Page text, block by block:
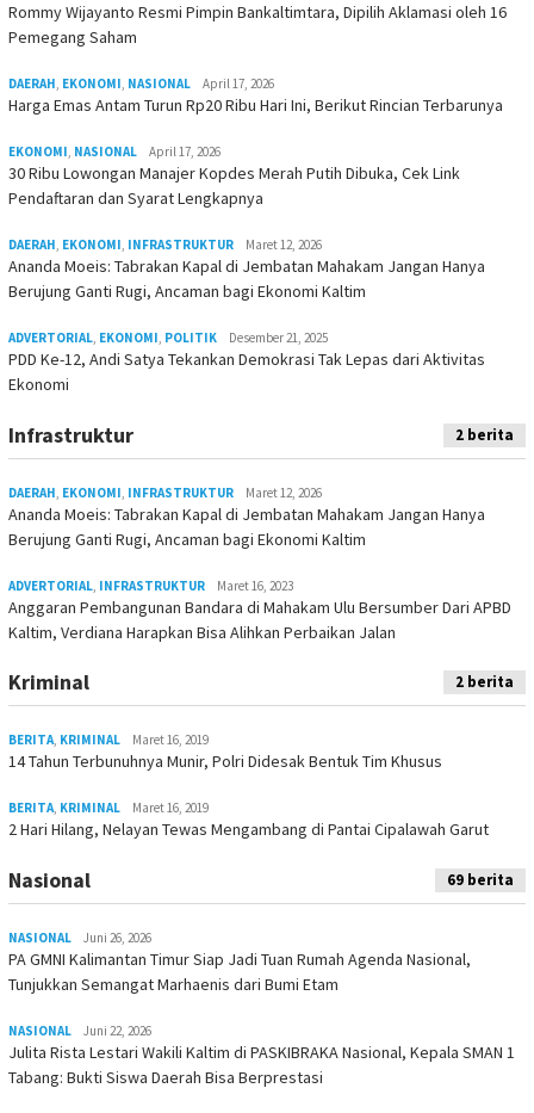
Rommy Wijayanto Resmi Pimpin Bankaltimtara, Dipilih Aklamasi oleh 16
Pemegang Saham
DAERAH, EKONOMI, NASIONAL April 17, 2026
Harga Emas Antam Turun Rp20 Ribu Hari Ini, Berikut Rincian Terbarunya
EKONOMI, NASIONAL April 17, 2026
30 Ribu Lowongan Manajer Kopdes Merah Putih Dibuka, Cek Link
Pendaftaran dan Syarat Lengkapnya
DAERAH, EKONOMI, INFRASTRUKTUR Maret 12, 2026
Ananda Moeis: Tabrakan Kapal di Jembatan Mahakam Jangan Hanya
Berujung Ganti Rugi, Ancaman bagi Ekonomi Kaltim
ADVERTORIAL, EKONOMI, POLITIK Desember 21, 2025
PDD Ke-12, Andi Satya Tekankan Demokrasi Tak Lepas dari Aktivitas
Ekonomi
Infrastruktur 2 berita
DAERAH EKONOMI INFRASTRUKTUR Maret 12, 2026
Ananda Moeis: Tabrakan Kapal di Jembatan Mahakam Jangan Hanya
Berujung Ganti Rugi, Ancaman bagi Ekonomi Kaltim
ADVERTORIAL INFRASTRUKTUR Maret 16, 2023
Anggaran Pembangunan Bandara di Mahakam Ulu Bersumber Dari APBD
Kaltim, Verdiana Harapkan Bisa Alihkan Perbaikan Jalan
Kriminal 2 berita
BERITA, KRIMINAL Maret 16, 2019
14 Tahun Terbunuhnya Munir, Polri Didesak Bentuk Tim Khusus
BERITA, KRIMINAL Maret 16, 2019
2 Hari Hilang, Nelayan Tewas Mengambang di Pantai Cipalawah Garut
Nasional 69 berita
NASIONAL Juni 26, 2026
PA GMNI Kalimantan Timur Siap Jadi Tuan Rumah Agenda Nasional,
Tunjukkan Semangat Marhaenis dari Bumi Etam
NASIONAL Juni 22, 2026
Julita Rista Lestari Wakili Kaltim di PASKIBRAKA Nasional, Kepala SMAN 1
Tabang: Bukti Siswa Daerah Bisa Berprestasi